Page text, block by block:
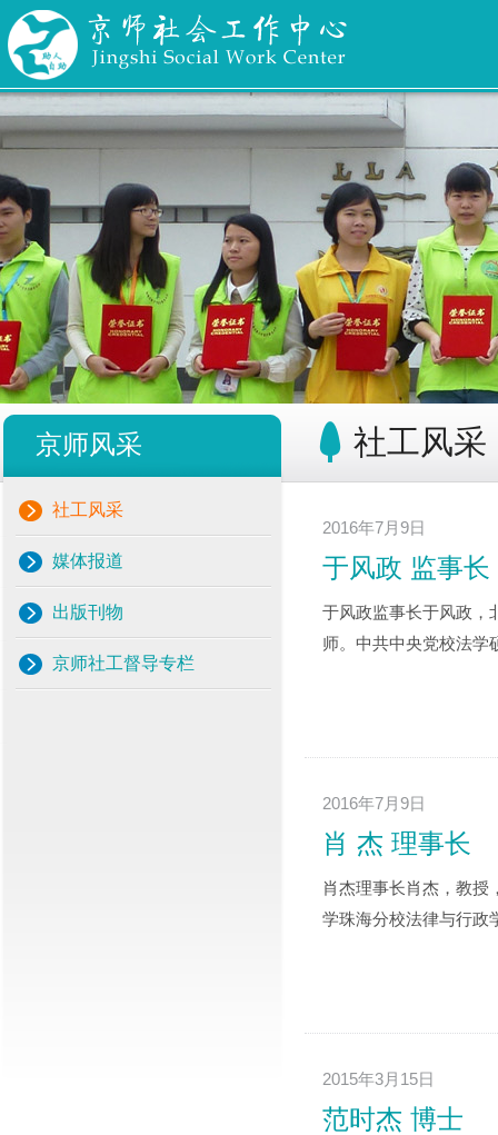
京师风采
社工风采
媒体报道
出版刊物
京师社工督导专栏
社工风采
2016年7月9日
于风政 监事长
于风政监事长于风政，
师。中共中央党校法学
2016年7月9日
肖 杰 理事长
肖杰理事长肖杰，教授
学珠海分校法律与行政
2015年3月15日
范时杰 博士